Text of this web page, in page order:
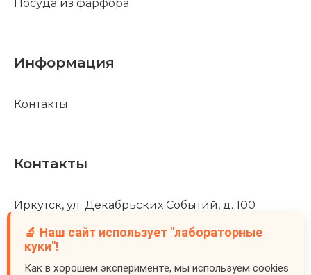
Посуда из фарфора
Информация
Контакты
Контакты
Иркутск, ул. Декабрьских Событий, д. 100
+7 (3952) 488-502
info@mankor.ru
🔬 Наш сайт использует "лабораторные
куки"!
Как в хорошем эксперименте, мы используем cookies